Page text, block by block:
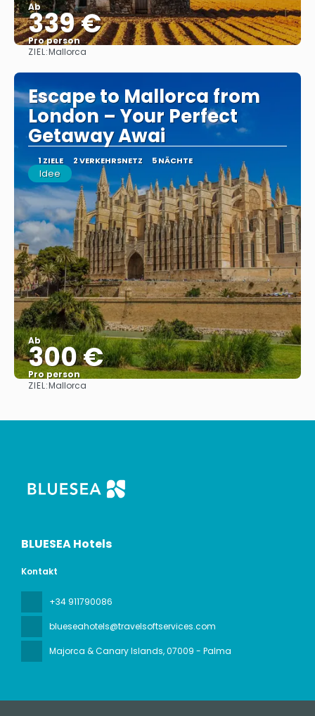
Ab
339 €
Pro person
ZIEL:Mallorca
Escape to Mallorca from
London – Your Perfect
Getaway Awai
1 ZIELE 2 VERKEHRSNETZ 5 NÄCHTE
Idee
Ab
300 €
Pro person
ZIEL:Mallorca
BLUESEA Hotels
Kontakt
+34 911790086
blueseahotels@travelsoftservices.com
Majorca & Canary Islands, 07009 - Palma